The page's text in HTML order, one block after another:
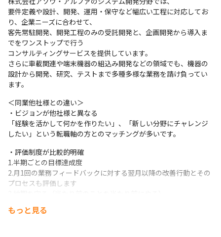
要件定義や設計、開発、運用・保守など幅広い工程に対応してお
り、企業ニーズに合わせて、
客先常駐開発、開発工程のみの受託開発と、企画開発から導入ま
でをワンストップで行う
コンサルティングサービスを提供しています。
さらに車載関連や端末機器の組込み開発などの領域でも、機器の
設計から開発、研究、テストまで多種多様な業務を請け負ってい
ます。
＜同業他社様との違い＞
・ビジョンが他社様と異なる
「経験を活かして何かを作りたい」、「新しい分野にチャレンジ
したい」という転職軸の方とのマッチングが多いです。
・評価制度が比較的明確
1.半期ごとの目標達成度
2.月1回の業務フィードバックに対する翌月以降の改善行動とその
プロセスも評価します
で点数をつけるイメージです。
もっと見る